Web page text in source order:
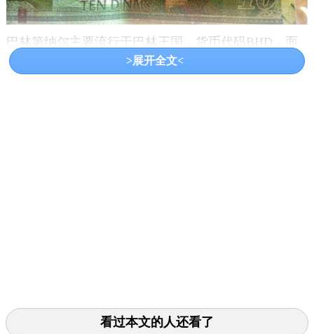
巴林第纳尔主要流行于巴林王国，货币代码BHD，面
额有0.5第纳尔、1第纳尔、5第纳尔、10第纳尔、20第
有1里亚尔、5里亚尔、10里亚尔、20里亚尔、50里亚
>展开全文<
看过本文的人还看了